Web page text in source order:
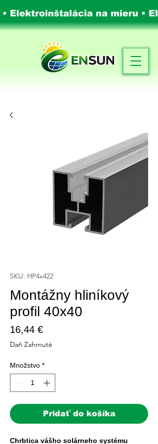
Elektroinštalácia na mieru •
SKU: HP4x422
Montážny hliníkový
profil 40x40
16,44 €Price
Daň Zahrnuté
Množstvo *
Pridať do košíka
Chrbtica vášho solárneho systému